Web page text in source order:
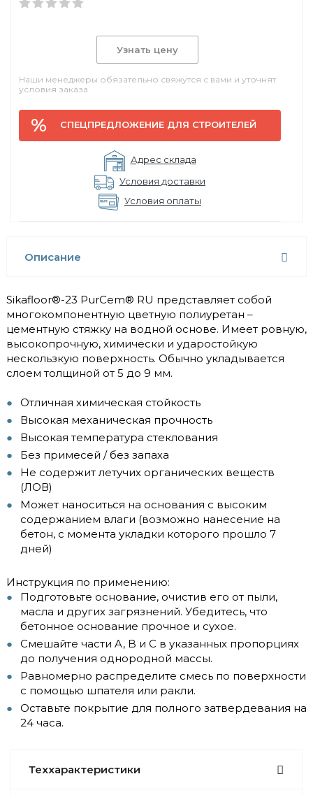
Узнать цену
Наши менеджеры обязательно свяжутся с вами и уточнят
условия заказа
СПЕЦПРЕДЛОЖЕНИЕ ДЛЯ СТРОИТЕЛЕЙ
Адрес склада
Условия доставки
Условия оплаты
Описание
Sikafloor®-23 PurCem® RU представляет собой
многокомпонентную цветную полиуретан –
цементную стяжку на водной основе. Имеет ровную,
высокопрочную, химически и ударостойкую
нескользкую поверхность. Обычно укладывается
слоем толщиной от 5 до 9 мм.
Отличная химическая стойкость
Высокая механическая прочность
Высокая температура стеклования
Без примесей / без запаха
Не содержит летучих органических веществ
(ЛОВ)
Может наноситься на основания с высоким
содержанием влаги (возможно нанесение на
бетон, с момента укладки которого прошло 7
дней)
Инструкция по применению:
Подготовьте основание, очистив его от пыли,
масла и других загрязнений. Убедитесь, что
бетонное основание прочное и сухое.
Смешайте части A, B и C в указанных пропорциях
до получения однородной массы.
Равномерно распределите смесь по поверхности
с помощью шпателя или ракли.
Оставьте покрытие для полного затвердевания на
24 часа.
Теххарактеристики